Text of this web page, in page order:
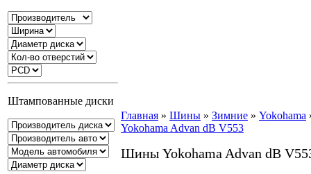
Штампованные диски
Главная » Шины » Зимние » Yokohama
Yokohama Advan dB V553
Шины Yokohama Advan dB